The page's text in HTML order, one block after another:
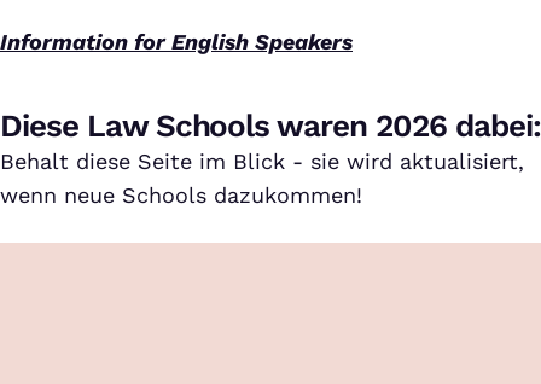
Information for English Speakers
Diese Law Schools waren 2026 dabei:
Behalt diese Seite im Blick - sie wird aktualisiert,
wenn neue Schools dazukommen!